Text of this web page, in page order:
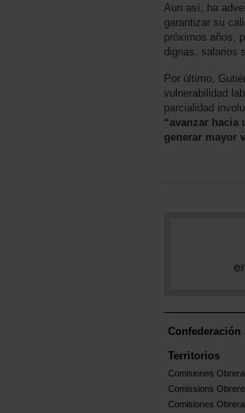
Aun así, ha
garantizar su
próximos años,
dignas, salarios
Por último,
vulnerabilidad
parcialidad
“avanzar hacia
generar mayor
Territorios
Comisiones
Comissions
Comisiones